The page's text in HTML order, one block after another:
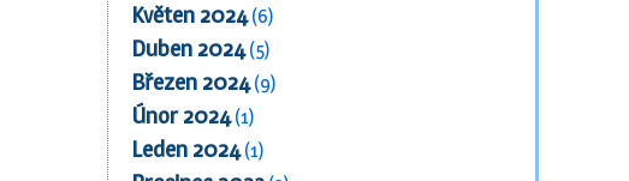
Květen 2024(6)
Duben 2024(5)
Březen 2024(9)
Únor 2024(1)
Leden 2024(1)